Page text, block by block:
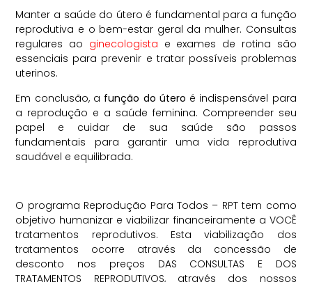
Manter a saúde do útero é fundamental para a função
reprodutiva e o bem-estar geral da mulher. Consultas
regulares ao ginecologista e exames de rotina são
essenciais para prevenir e tratar possíveis problemas
uterinos.
Em conclusão, a função do útero é indispensável para
a reprodução e a saúde feminina. Compreender seu
papel e cuidar de sua saúde são passos
fundamentais para garantir uma vida reprodutiva
saudável e equilibrada.
O programa Reprodução Para Todos – RPT tem como
objetivo humanizar e viabilizar financeiramente a VOCÊ
tratamentos reprodutivos. Esta viabilização dos
tratamentos ocorre através da concessão de
desconto nos preços DAS CONSULTAS E DOS
TRATAMENTOS REPRODUTIVOS, através dos nossos